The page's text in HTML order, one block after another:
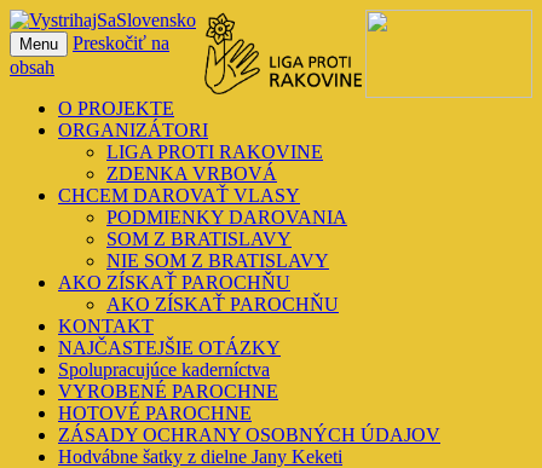
VystrihajSaSlovensko
Menu
Preskočiť na
obsah
O PROJEKTE
ORGANIZÁTORI
LIGA PROTI RAKOVINE
ZDENKA VRBOVÁ
CHCEM DAROVAŤ VLASY
PODMIENKY DAROVANIA
SOM Z BRATISLAVY
NIE SOM Z BRATISLAVY
AKO ZÍSKAŤ PAROCHŇU
AKO ZÍSKAŤ PAROCHŇU
KONTAKT
NAJČASTEJŠIE OTÁZKY
Spolupracujúce kaderníctva
VYROBENÉ PAROCHNE
HOTOVÉ PAROCHNE
ZÁSADY OCHRANY OSOBNÝCH ÚDAJOV
Hodvábne šatky z dielne Jany Keketi